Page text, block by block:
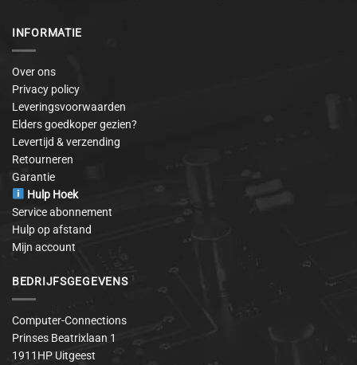
INFORMATIE
Over ons
Privacy policy
Leveringsvoorwaarden
Elders goedkoper gezien?
Levertijd & verzending
Retourneren
Garantie
Hulp Hoek
Service abonnement
Hulp op afstand
Mijn account
BEDRIJFSGEGEVENS
Computer-Connections
Prinses Beatrixlaan 1
1911HP Uitgeest